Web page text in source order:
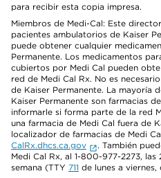
para recibir esta copia impresa.
Miembros de Medi-Cal: Este
pacientes ambulatorios de Kaiser
puede obtener cualquier
Permanente. Los medicamentos
cubiertos por Medi Cal pueden
red de Medi Cal Rx. No es
de Kaiser Permanente. La mayoría
Kaiser Permanente son farmacias
informarle si forma parte de la red
una farmacia de Medi Cal fuera de
localizador de farmacias de Medi
CalRx.dhcs.ca.gov
. También
Medi Cal Rx, al 1-800-977-2273,
semana (TTY 711 de lunes a viernes,